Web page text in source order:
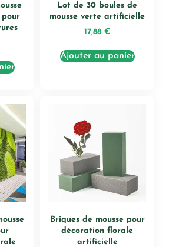
Lot de 30 boules de
mousse verte artificielle
17,88 €
Ajouter au panier
Briques de mousse pour
décoration florale
artificielle